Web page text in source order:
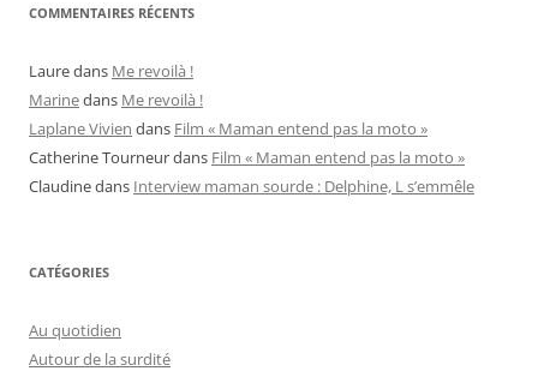
COMMENTAIRES RÉCENTS
Lauredans Me revoilà !
Marinedans Me revoilà !
Laplane Vivien dans Film « Maman entend pas la moto »
Catherine Tourneurdans Film « Maman entend pas la moto »
Claudinedans Interview maman sourde : Delphine, L s’emmêle
CATÉGORIES
Au quotidien
Autour de la surdité